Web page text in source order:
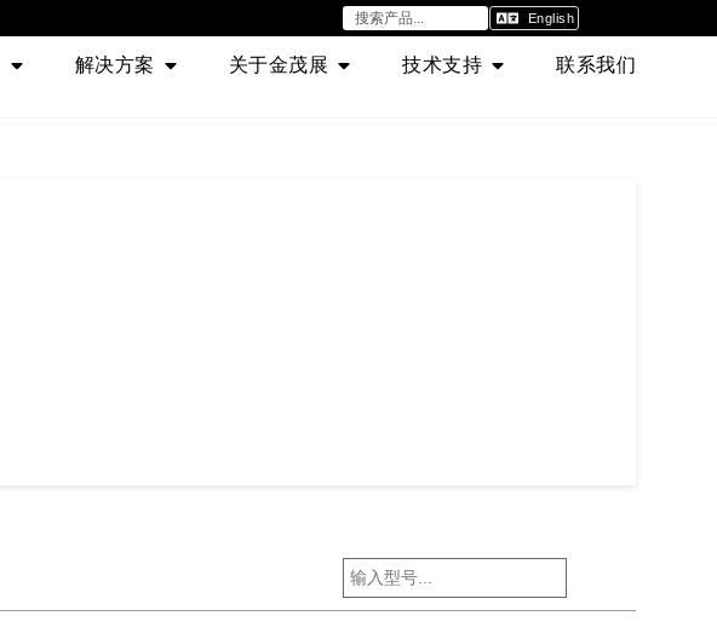
English
解决方案 关于金茂展 技术支持 联系我们